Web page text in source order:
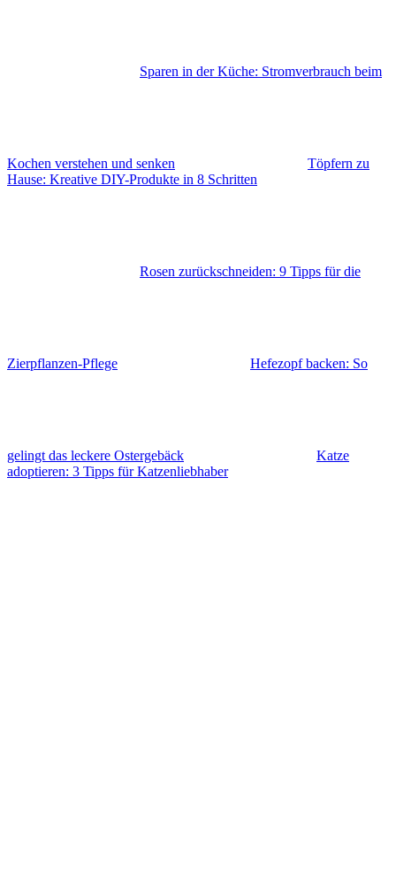
Sparen in der Küche: Stromverbrauch beim
Kochen verstehen und senken
Töpfern zu
Hause: Kreative DIY-Produkte in 8 Schritten
Rosen zurückschneiden: 9 Tipps für die
Zierpflanzen-Pflege Hefezopf backen: So
gelingt das leckere Ostergebäck
Katze
adoptieren: 3 Tipps für Katzenliebhaber